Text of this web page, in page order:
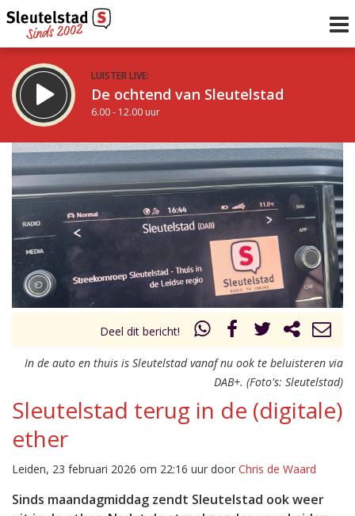
LUISTER LIVE:
De ochtend van Sleutelstad
6.00 - 12.00 uur
STRAKS:
De middag van Sleutelstad
12.00 - 19.00 uur
Vorig uur
uur 1 van 0 Volgend uur
Deel dit bericht!
In de auto en thuis is Sleutelstad vanaf nu ook te beluisteren via
DAB+. (Foto's: Sleutelstad)
Sleutelstad terug in de (digitale)
ether
Leiden, 23 februari 2026 om 22:16 uur door Chris de Waard
Sinds maandagmiddag zendt Sleutelstad ook weer